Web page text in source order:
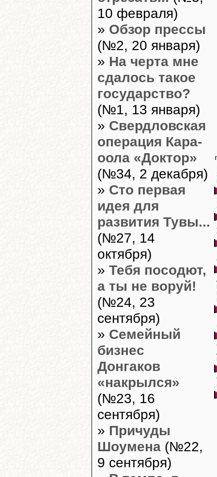
10 февраля)
» Обзор прессы
(№2, 20 января)
» На черта мне
сдалось такое
государство?
(№1, 13 января)
» Свердловская
операция Кара-
оола «Доктор»
(№34, 2 декабря)
» Сто первая
идея для
развития Тувы...
(№27, 14
октября)
» Тебя посодют,
а ты не воруй!
(№24, 23
сентября)
» Семейный
бизнес
Донгаков
«накрылся»
(№23, 16
сентября)
» Причуды
Шоумена (№22,
9 сентября)